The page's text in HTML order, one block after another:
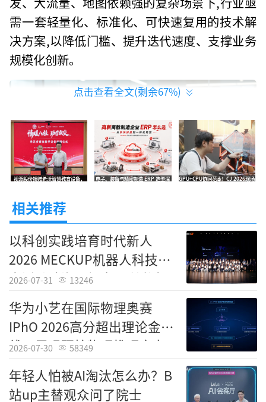
需一套轻量化、标准化、可快速复用的技术解
决方案,以降低门槛、提升迭代速度、支撑业务
规模化创新。
在这一行业背景下,资深后端研发专家刘宇
恒主导研发的出行社交低代码引擎组件快速生
成软件,凭借可视化拖拽搭建、标准化场景组
突破,迅速成为出行社交领域标杆级低代码解决
方案,实现跨企业、跨场景、跨领域的规模化应
用,彻底改变传统出行社交产品研发周期长、定
制成本高、迭代效率低的行业痛点,对整个互联
网后端研发与出行社交数字化领域产生里程碑
点击查看全文(剩余67%)
视源股份捐赠希沃智慧教育设备，
电子、装备与精密制造 ERP 选型深
GPU+CPU协同范本！CJ 2026现场
相关推荐
以科创实践培育时代新人
2026 MECKUP机器人科技教
育活动珠海晋级赛顺利举办
2026-07-31 13246
华为小艺在国际物理奥赛
IPhO 2026高分超出理论金牌
线，展现硬核物理推理实力
2026-07-30 58349
年轻人怕被AI淘汰怎么办？B
站up主替观众问了院士